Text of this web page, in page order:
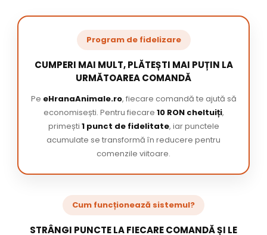
Program de fidelizare
CUMPERI MAI MULT, PLĂTEȘTI MAI PUȚIN LA
URMĂTOAREA COMANDĂ
Pe eHranaAnimale.ro, fiecare comandă te ajută să
economisești. Pentru fiecare 10 RON cheltuiți,
primești 1 punct de fidelitate, iar punctele
acumulate se transformă în reducere pentru
comenzile viitoare.
Cum funcționează sistemul?
STRÂNGI PUNCTE LA FIECARE COMANDĂ ȘI LE